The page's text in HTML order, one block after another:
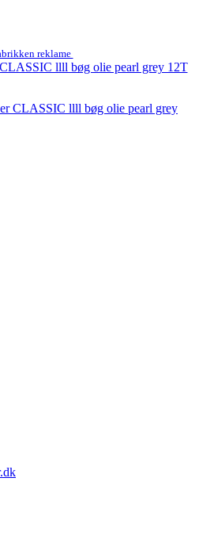
reklame
CLASSIC llll bøg olie pearl grey